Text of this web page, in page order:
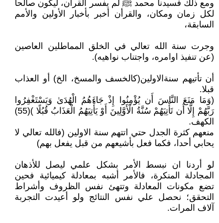
ومع ذلك فسيدنا محمد ﷺ لم يفسر القرأن، ليكون صالحا
لكل زمان ومكان، والقرأن أخبر بأخبار الأولين والأمم
السابقة،
وجرت سنة الله تعالي في الخلق المماطلين العاصين
(عن تنفيذ اوامره، واجتناب نواهيه).
أن تأتيهم سنةالاولين(كالخسف والمسخ، الخ) أو العذاب
قبلا.
(وَمَا مَنَعَ النَّاسَ أَن يُؤْمِنُوا إِذْ جَاءَهُمُ الْهُدَىٰ وَيَسْتَغْفِرُوا
رَبَّهُمْ إِلَّا أَن تَأْتِيَهُمْ سُنَّةُ الْأَوَّلِينَ أَوْ يَأْتِيَهُمُ الْعَذَابُ قُبُلًا )(55)
الكهف.
منعهم كثرة الجدل حتي اتتهم سنة الاولين (فالله تعالي لا
يحابي أحدا، فكما فعل بأشيعهم من قبل يفعل بهم)
لو أردنا ان نبسط الأمر بشكل علمي ليصل للأذهان
المجادلة المنكرة، فالأمر أشبه بمعادلة كيميائية فحين
تضع مكونات المعادلة وتتهئ نفس الظروف وأشراط
التحقق؛ نحصل علي نفس النتائج ولو أعيدت التجربة
آلاف المرات.